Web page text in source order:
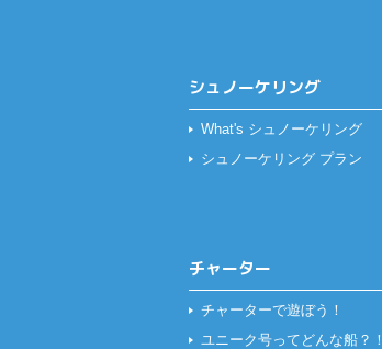
シュノーケリング
What's シュノーケリング
シュノーケリング プラン
チャーター
チャーターで遊ぼう！
ユニーク号ってどんな船？！